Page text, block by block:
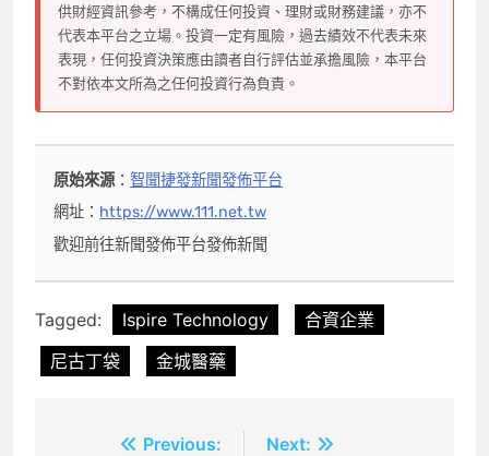
供財經資訊參考，不構成任何投資、理財或財務建議，亦不
代表本平台之立場。投資一定有風險，過去績效不代表未來
表現，任何投資決策應由讀者自行評估並承擔風險，本平台
不對依本文所為之任何投資行為負責。
原始來源：智聞捷發新聞發佈平台
網址： https://www.111.net.tw
歡迎前往新聞發佈平台發佈新聞
Tagged: Ispire Technology
合資企業
尼古丁袋
金城醫藥
Previous:
Next: